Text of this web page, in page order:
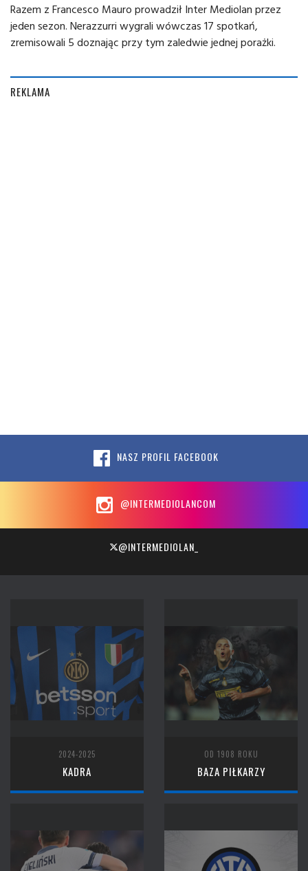
Razem z Francesco Mauro prowadził Inter Mediolan przez
jeden sezon. Nerazzurri wygrali wówczas 17 spotkań,
zremisowali 5 doznając przy tym zaledwie jednej porażki.
REKLAMA
NASZ PROFIL FACEBOOK
@INTERMEDIOLANCOM
@INTERMEDIOLAN_
2024-2025
KADRA
OD 1908 ROKU
BAZA PIŁKARZY